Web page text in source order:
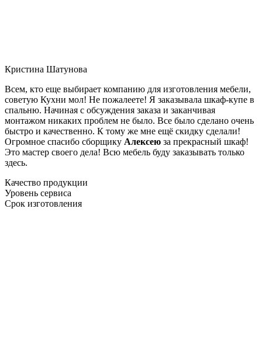
Кристина Шатунова
Всем, кто еще выбирает компанию для изготовления мебели,
советую Кухни мол! Не пожалеете! Я заказывала шкаф-купе в
спальню. Начиная с обсуждения заказа и заканчивая
монтажом никаких проблем не было. Все было сделано очень
быстро и качественно. К тому же мне ещё скидку сделали!
Огромное спасибо сборщику Алексею за прекрасный шкаф!
Это мастер своего дела! Всю мебель буду заказывать только
здесь.
Качество продукции
Уровень сервиса
Срок изготовления